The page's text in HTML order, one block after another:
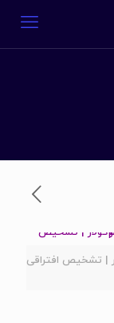
| تشخیص افتراقی